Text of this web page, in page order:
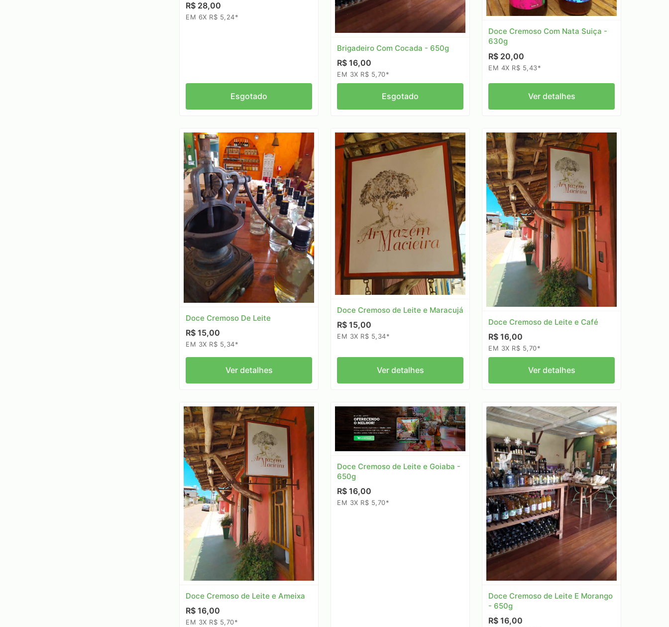
R$ 28,00
EM 6X R$ 5,24*
Esgotado
Brigadeiro Com Cocada - 650g
R$ 16,00
EM 3X R$ 5,70*
Esgotado
Doce Cremoso Com Nata Suiça -
630g
R$ 20,00
EM 4X R$ 5,43*
Ver detalhes
Doce Cremoso De Leite
R$ 15,00
EM 3X R$ 5,34*
Ver detalhes
Doce Cremoso de Leite e Maracujá
R$ 15,00
EM 3X R$ 5,34*
Ver detalhes
Doce Cremoso de Leite e Café
R$ 16,00
EM 3X R$ 5,70*
Ver detalhes
Doce Cremoso de Leite e Ameixa
R$ 16,00
EM 3X R$ 5,70*
Doce Cremoso de Leite e Goiaba -
650g
R$ 16,00
EM 3X R$ 5,70*
Doce Cremoso de Leite E Morango
- 650g
R$ 16,00